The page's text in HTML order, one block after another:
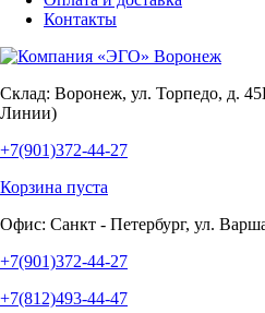
Контакты
Склад: Воронеж, ул. Торпедо, д.
Линии)
+7(901)372-44-27
Корзина пуста
Офис: Санкт - Петербург, ул.
+7(901)372-44-27
+7(812)493-44-47